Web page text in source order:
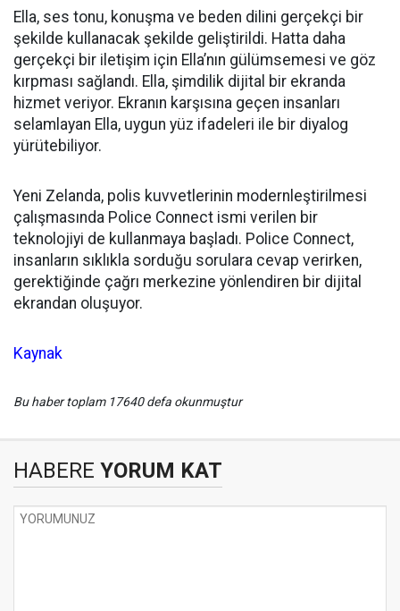
Ella, ses tonu, konuşma ve beden dilini gerçekçi bir
şekilde kullanacak şekilde geliştirildi. Hatta daha
gerçekçi bir iletişim için Ella’nın gülümsemesi ve göz
kırpması sağlandı. Ella, şimdilik dijital bir ekranda
hizmet veriyor. Ekranın karşısına geçen insanları
selamlayan Ella, uygun yüz ifadeleri ile bir diyalog
yürütebiliyor.
Yeni Zelanda, polis kuvvetlerinin modernleştirilmesi
çalışmasında Police Connect ismi verilen bir
teknolojiyi de kullanmaya başladı. Police Connect,
insanların sıklıkla sorduğu sorulara cevap verirken,
gerektiğinde çağrı merkezine yönlendiren bir dijital
ekrandan oluşuyor.
Kaynak
Bu haber toplam 17640 defa okunmuştur
HABERE YORUM KAT